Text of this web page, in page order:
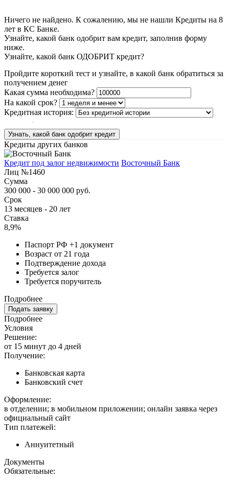
Ничего не найдено. К сожалению, мы не нашли Кредиты на 8
лет в КС Банке.
Узнайте, какой банк одобрит вам кредит, заполнив форму
ниже.
Узнайте, какой банк ОДОБРИТ кредит?
Пройдите короткий тест и узнайте, в какой банк обратиться за
получением денег
Какая сумма необходима?
На какой срок?
Кредитная история:
Узнать, какой банк одобрит кредит
Кредиты других банков
Кредит под залог недвижимости Восточный Банк
Лиц №1460
Сумма
300 000 - 30 000 000 руб.
Срок
13 месяцев - 20 лет
Ставка
8,9%
Паспорт РФ +1 документ
Возраст от 21 года
Подтверждение дохода
Требуется залог
Требуется поручитель
Подробнее
Подать заявку
Подробнее
Условия
Решение:
от 15 минут до 4 дней
Получение:
Банковская карта
Банковский счет
Оформление:
в отделении; в мобильном приложении; онлайн заявка через
официальный сайт
Тип платежей:
Аннуитетный
Документы
Обязательные: